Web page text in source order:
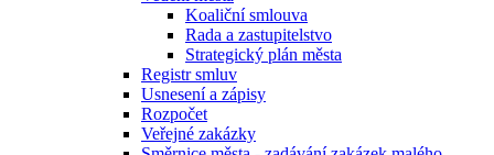
Koaliční smlouva
Rada a zastupitelstvo
Strategický plán města
Registr smluv
Usnesení a zápisy
Rozpočet
Veřejné zakázky